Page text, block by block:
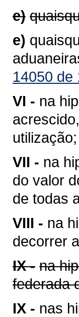
e)
e)
14050 de
VI - na
utilização;
VII - na
do valor
de todas
VIII - na
decorrer
IX - na
federada
IX - nas